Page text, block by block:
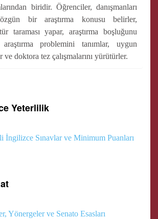
biridir. Öğrenciler, danışmanları
bir araştırma konusu belirler,
taraması yapar, araştırma boşluğunu
problemini tanımlar, uygun
ve doktora tez çalışmalarını yürütürler.
Yeterlilik
İngilizce Sınavlar ve Minimum Puanları
Yönergeler ve Senato Esasları